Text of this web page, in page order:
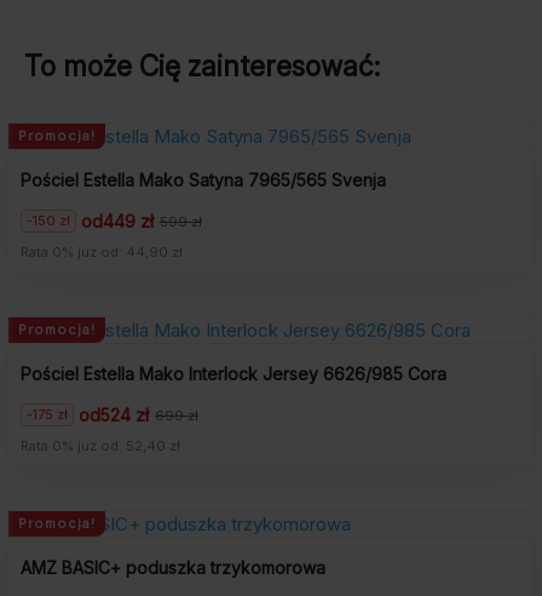
To może Cię zainteresować:
Promocja!
Pościel Estella Mako Satyna 7965/565 Svenja
od
599 zł
Pierwotna
cena
449 zł
Aktualna
cena
-150 zł
Rata 0% już od: 44,90 zł
Promocja!
Pościel Estella Mako Interlock Jersey 6626/985 Cora
od
699 zł
Pierwotna
cena
524 zł
Aktualna
cena
-175 zł
Rata 0% już od: 52,40 zł
Promocja!
AMZ BASIC+ poduszka trzykomorowa